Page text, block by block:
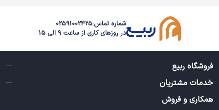
شماره تماس:02591002425
در روزهای کاری از ساعت 9 الی 15
فروشگاه ربیع
خدمات مشتریان
همکاری و فروش